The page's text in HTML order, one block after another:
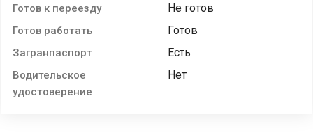
Готов к переезду Не готов
Готов работать Готов
Загранпаспорт Есть
Водительское
удостоверение
Нет